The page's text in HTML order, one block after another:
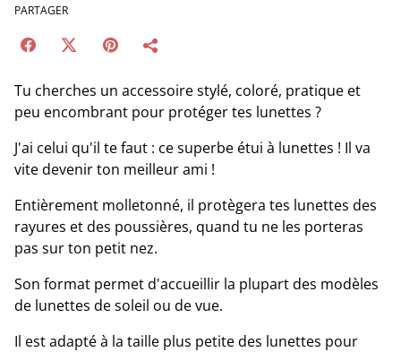
PARTAGER
Tu cherches un accessoire stylé, coloré, pratique et
peu encombrant pour protéger tes lunettes ?
J'ai celui qu'il te faut : ce superbe étui à lunettes ! Il va
vite devenir ton meilleur ami !
Entièrement molletonné, il protègera tes lunettes des
rayures et des poussières, quand tu ne les porteras
pas sur ton petit nez.
Son format permet d'accueillir la plupart des modèles
de lunettes de soleil ou de vue.
Il est adapté à la taille plus petite des lunettes pour